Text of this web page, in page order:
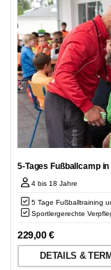
5-Tages Fußballcamp
4 bis 18 Jahre
5 Tage Fußballtraining
Sportlergerechte
229,00€
DETAILS &